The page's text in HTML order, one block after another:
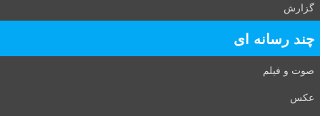
گزارش
چند رسانه ای
صوت و فیلم
عکس